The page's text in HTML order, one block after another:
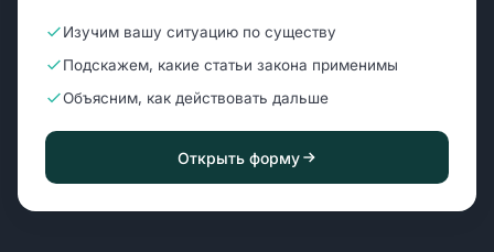
Изучим вашу ситуацию по существу
Подскажем, какие статьи закона применимы
Объясним, как действовать дальше
Открыть форму